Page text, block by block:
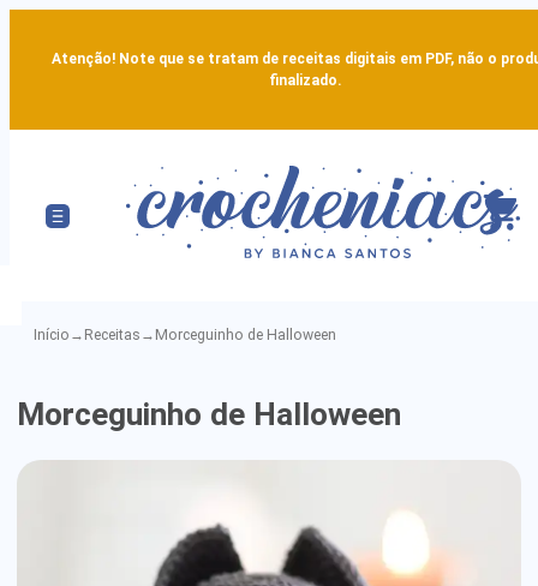
Atenção! Note que se tratam de receitas digitais em PDF, não o
finalizado.
Início → Receitas → Morceguinho de Halloween
de
Detailed
Morceguinho de Halloween